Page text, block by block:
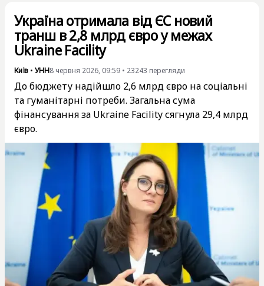
Україна отримала від ЄС новий
транш в 2,8 млрд євро у межах
Ukraine Facility
Київ • УНН8 червня 2026, 09:59 • 23243 перегляди
До бюджету надійшло 2,6 млрд євро на соціальні
та гуманітарні потреби. Загальна сума
фінансування за Ukraine Facility сягнула 29,4 млрд
євро.